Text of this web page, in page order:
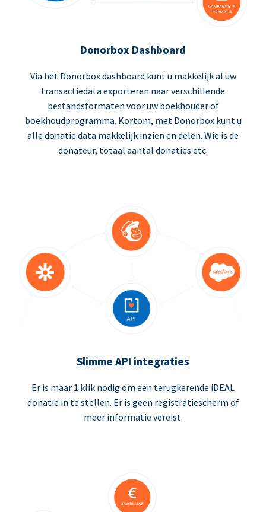
Donorbox Dashboard
Via het Donorbox dashboard kunt u makkelijk al uw
transactiedata exporteren naar verschillende
bestandsformaten voor uw boekhouder of
boekhoudprogramma. Kortom, met Donorbox kunt u
alle donatie data makkelijk inzien en delen. Wie is de
donateur, totaal aantal donaties etc.
Slimme API integraties
Er is maar 1 klik nodig om een terugkerende iDEAL
donatie in te stellen. Er is geen registratiescherm of
meer informatie vereist.